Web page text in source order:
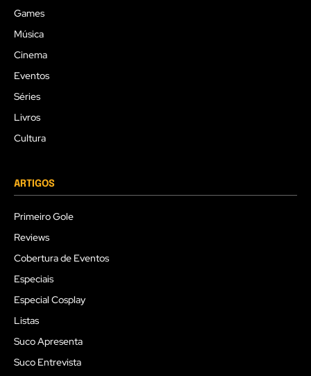
Games
Música
Cinema
Eventos
Séries
Livros
Cultura
ARTIGOS
Primeiro Gole
Reviews
Cobertura de Eventos
Especiais
Especial Cosplay
Listas
Suco Apresenta
Suco Entrevista